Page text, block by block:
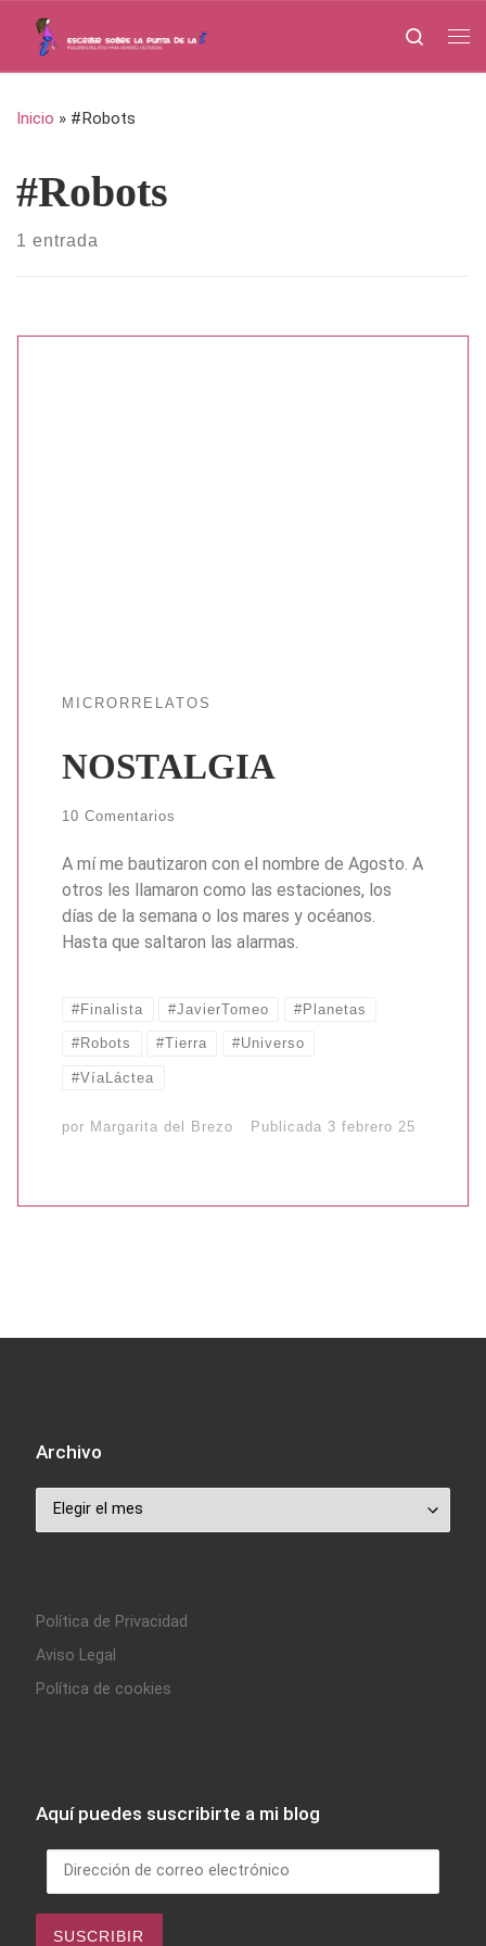
Saltar al contenido
Search
Inicio » #Robots
#Robots
1 entrada
MICRORRELATOS
NOSTALGIA
10 Comentarios
A mí me bautizaron con el nombre de Agosto. A
otros les llamaron como las estaciones, los
días de la semana o los mares y océanos.
Hasta que saltaron las alarmas.
#Finalista #JavierTomeo #Planetas
#Robots #Tierra #Universo
#VíaLáctea
por Margarita del Brezo Publicada 3 febrero 25
Archivo
Archivo
Política de Privacidad
Aviso Legal
Política de cookies
Aquí puedes suscribirte a mi blog
Dirección de correo electrónico
SUSCRIBIR